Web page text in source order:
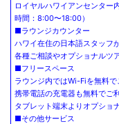
ロイヤルハワイアンセンター
時間：8:00〜18:00）
■ラウンジカウンター
ハワイ在住の日本語スタッフ
各種ご相談やオプショナルツ
■フリースペース
ラウンジ内ではWi-Fiを無料で
携帯電話の充電器も無料でご
タブレット端末よりオプショ
■その他サービス